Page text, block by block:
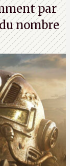
par
nombre